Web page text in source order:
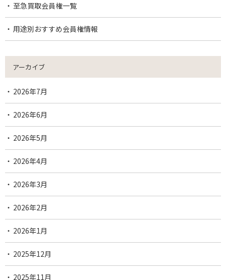
至急買取会員権一覧
用途別おすすめ会員権情報
アーカイブ
2026年7月
2026年6月
2026年5月
2026年4月
2026年3月
2026年2月
2026年1月
2025年12月
2025年11月